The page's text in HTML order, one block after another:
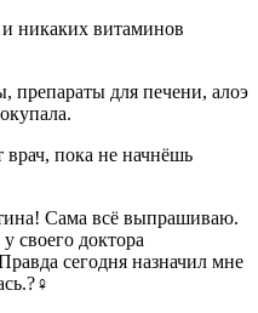
и никаких витаминов
препараты для печени, алоэ
врач, пока не начнёшь
Сама всё выпрашиваю.
своего доктора
сегодня назначил мне